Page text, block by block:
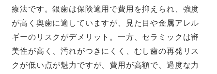
療法です。銀歯は保険適用で費用を抑えられ、強度
が高く奥歯に適していますが、見た目や金属アレル
ギーのリスクがデメリット。一方、セラミックは審
美性が高く、汚れがつきにくく、むし歯の再発リス
クが低い点が魅力ですが、費用が高額で、過度な力